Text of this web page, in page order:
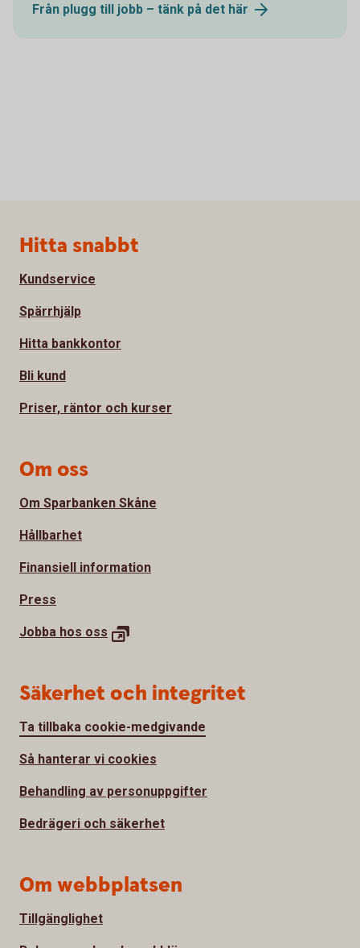
Från plugg till jobb – tänk på det här
Sidfot
Hitta snabbt
Kundservice
Spärrhjälp
Hitta bankkontor
Bli kund
Priser, räntor och kurser
Om oss
Om Sparbanken Skåne
Hållbarhet
Finansiell information
Press
Jobba hos oss
Säkerhet och integritet
Ta tillbaka cookie-medgivande
Så hanterar vi cookies
Behandling av personuppgifter
Bedrägeri och säkerhet
Om webbplatsen
Tillgänglighet